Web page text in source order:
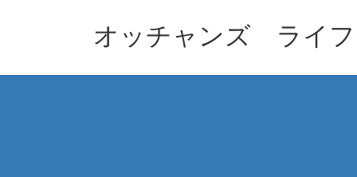
オッチャンズ ライフ